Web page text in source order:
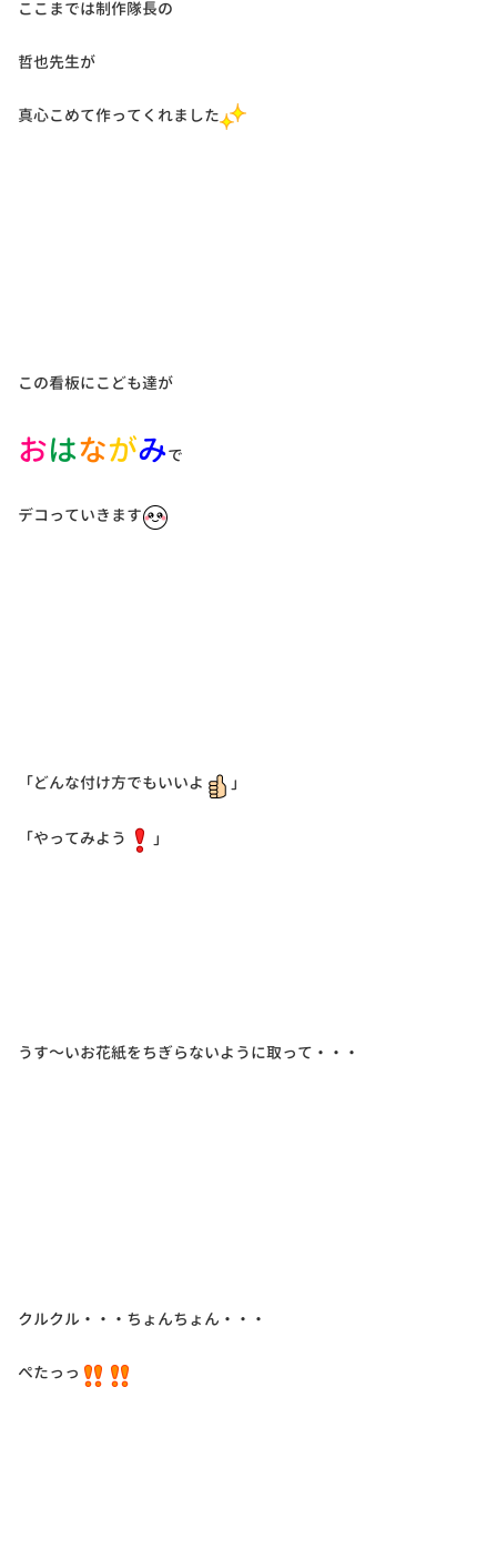
ここまでは制作隊長の
哲也先生が
真心こめて作ってくれました
この看板にこども達が
おはながみで
デコっていきます
「どんな付け方でもいいよ 」
「やってみよう 」
うす～いお花紙をちぎらないように取って・・・
クルクル・・・ちょんちょん・・・
ぺたっっ